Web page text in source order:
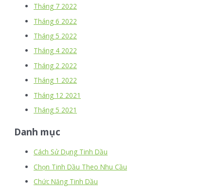
Tháng 7 2022
Tháng 6 2022
Tháng 5 2022
Tháng 4 2022
Tháng 2 2022
Tháng 1 2022
Tháng 12 2021
Tháng 5 2021
Danh mục
Cách Sử Dụng Tinh Dầu
Chọn Tinh Dầu Theo Nhu Cầu
Chức Năng Tinh Dầu